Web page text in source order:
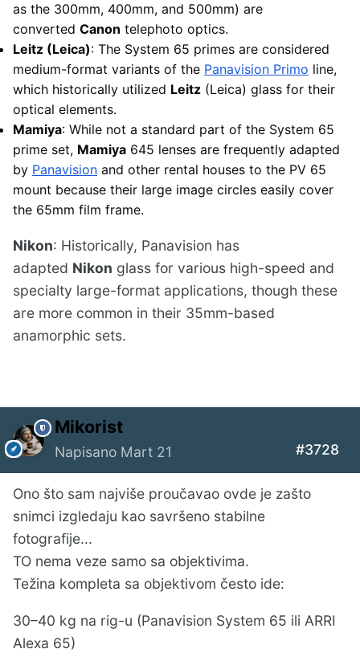
as the 300mm, 400mm, and 500mm) are
converted Canon telephoto optics.
Leitz (Leica): The System 65 primes are considered
medium-format variants of the Panavision Primo line,
which historically utilized Leitz (Leica) glass for their
optical elements.
Mamiya: While not a standard part of the System 65
prime set, Mamiya 645 lenses are frequently adapted
by Panavision and other rental houses to the PV 65
mount because their large image circles easily cover
the 65mm film frame.
Nikon: Historically, Panavision has
adapted Nikon glass for various high-speed and
specialty large-format applications, though these
are more common in their 35mm-based
anamorphic sets.
Mikorist
Napisano Mart 21 #3728
Ono što sam najviše proučavao ovde je zašto
snimci izgledaju kao savršeno stabilne
fotografije...
TO nema veze samo sa objektivima.
Težina kompleta sa objektivom često ide:
30–40 kg na rig-u (Panavision System 65 ili ARRI
Alexa 65)